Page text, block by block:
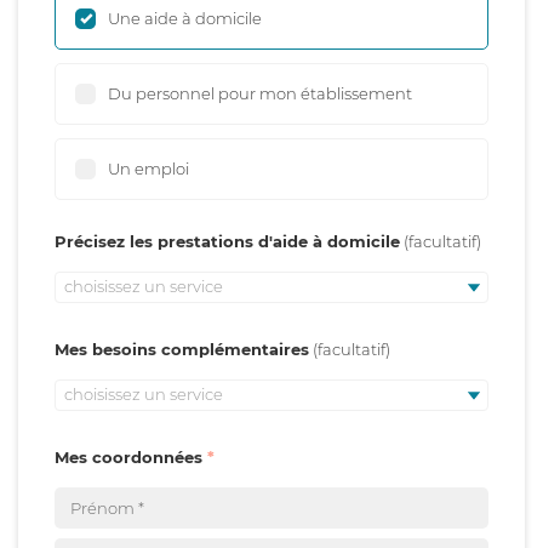
Une aide à domicile
Du personnel pour mon établissement
Un emploi
Précisez les prestations d'aide à domicile
choisissez un service
Mes besoins complémentaires
choisissez un service
Mes coordonnées